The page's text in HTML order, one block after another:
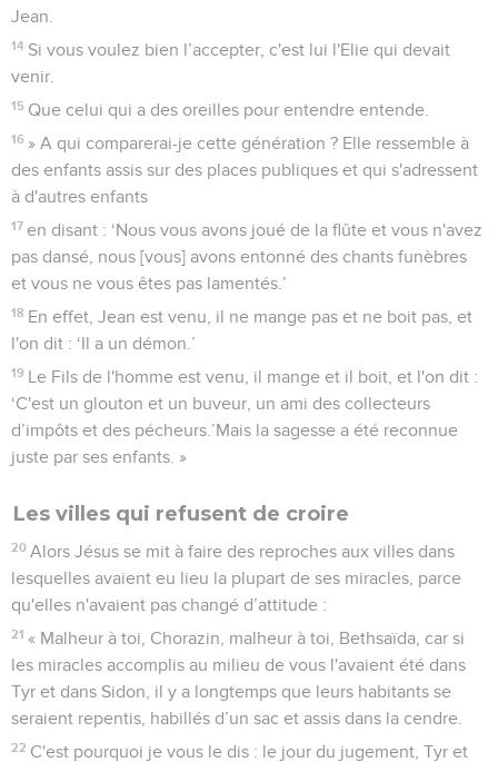
Jean.
14 Si vous voulez bien l’accepter, c'est lui l'Elie qui devait
venir.
15 Que celui qui a des oreilles pour entendre entende.
16 » A qui comparerai-je cette génération ? Elle ressemble à
des enfants assis sur des places publiques et qui s'adressent
à d'autres enfants
17 en disant : ‘Nous vous avons joué de la flûte et vous n'avez
pas dansé, nous [vous] avons entonné des chants funèbres
et vous ne vous êtes pas lamentés.’
18 En effet, Jean est venu, il ne mange pas et ne boit pas, et
l'on dit : ‘Il a un démon.’
19 Le Fils de l'homme est venu, il mange et il boit, et l'on dit :
‘C'est un glouton et un buveur, un ami des collecteurs
d’impôts et des pécheurs.’Mais la sagesse a été reconnue
juste par ses enfants. »
Les villes qui refusent de croire
20 Alors Jésus se mit à faire des reproches aux villes dans
lesquelles avaient eu lieu la plupart de ses miracles, parce
qu'elles n'avaient pas changé d’attitude :
21 « Malheur à toi, Chorazin, malheur à toi, Bethsaïda, car si
les miracles accomplis au milieu de vous l'avaient été dans
Tyr et dans Sidon, il y a longtemps que leurs habitants se
seraient repentis, habillés d’un sac et assis dans la cendre.
22 C'est pourquoi je vous le dis : le jour du jugement, Tyr et